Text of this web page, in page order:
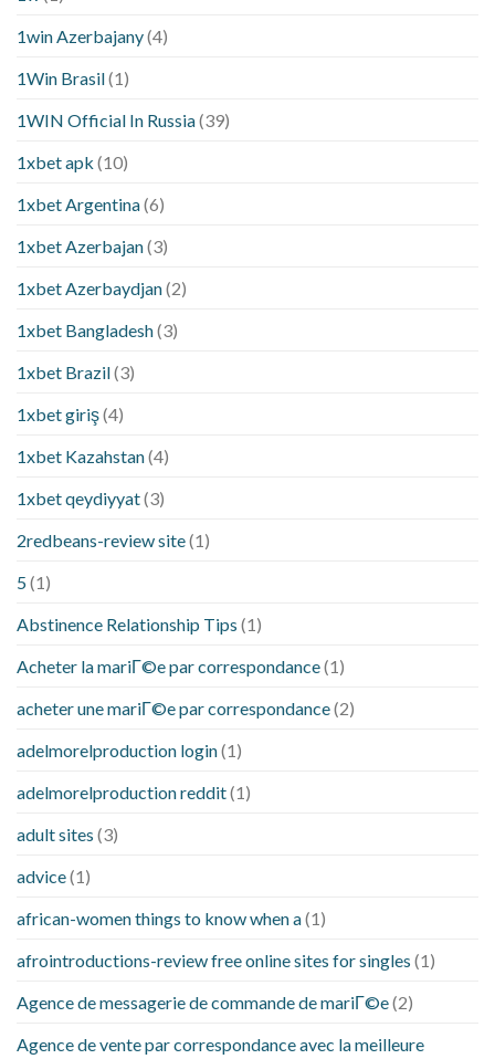
1win Azerbajany(4)
1Win Brasil(1)
1WIN Official In Russia(39)
1xbet apk (10)
1xbet Argentina(6)
1xbet Azerbajan(3)
1xbet Azerbaydjan(2)
1xbet Bangladesh(3)
1xbet Brazil(3)
1xbet giriş(4)
1xbet Kazahstan(4)
1xbet qeydiyyat(3)
2redbeans-review site(1)
5(1)
Abstinence Relationship Tips (1)
Acheter la mariГ©e par correspondance(1)
acheter une mariГ©e par correspondance(2)
adelmorelproduction login(1)
adelmorelproduction reddit(1)
adult sites (3)
advice(1)
african-women things to know when a(1)
afrointroductions-review free online sites for singles (1)
Agence de messagerie de commande de mariГ©e(2)
Agence de vente par correspondance avec la meilleure